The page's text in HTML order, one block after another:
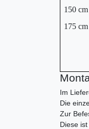
150
175
Im
Die
Zur
Diese